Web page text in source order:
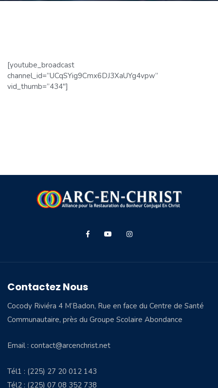
[youtube_broadcast
channel_id=”UCqSYig9Cmx6DJ3XaUYg4vpw”
vid_thumb=”434″]
Contactez Nous
Cocody Riviéra 4 M’Badon, Rue en face du Centre de Santé
Communautaire, près du Groupe Scolaire Abondance
Email : contact@arcenchrist.net
Tél1 : (225) 27 20 012 143
Tél2 : (225) 07 08 352 738